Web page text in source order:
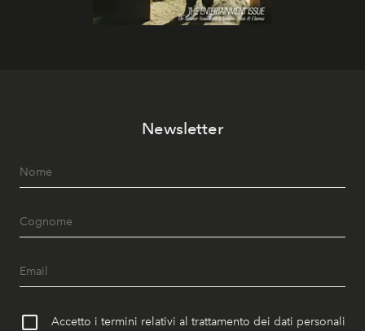
Newsletter
Accetto i termini relativi al trattamento dei dati personali